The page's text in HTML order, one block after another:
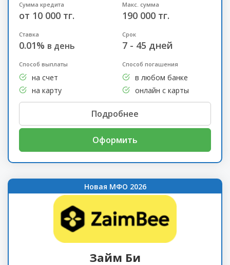
Сумма кредита
от 10 000 тг.
Макс. сумма
190 000 тг.
Ставка
0.01% в день
Срок
7 - 45 дней
Способ выплаты
на счет
на карту
Способ погашения
в любом банке
онлайн с карты
Подробнее
Оформить
Новая МФО 2026
Займ Би